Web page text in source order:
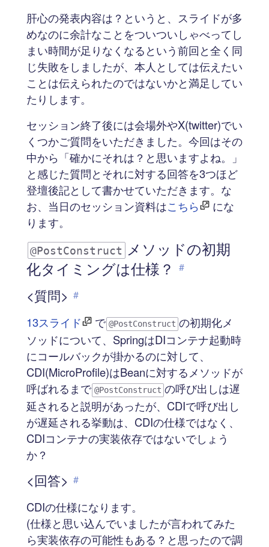
肝心の発表内容は？というと、スライドが多
めなのに余計なことをついついしゃべってし
まい時間が足りなくなるという前回と全く同
じ失敗をしましたが、本人としては伝えたい
ことは伝えられたのではないかと満足してい
たりします。
セッション終了後には会場外やX(twitter)でい
くつかご質問をいただきました。今回はその
中から「確かにそれは？と思いますよね。」
と感じた質問とそれに対する回答を3つほど
登壇後記として書かせていただきます。な
お、当日のセッション資料はこちら
にな
ります。
@PostConstruct
メソッドの初期
化タイミングは仕様？
#
<質問> #
13スライド で @PostConstruct の初期化メ
ソッドについて、SpringはDIコンテナ起動時
にコールバックが掛かるのに対して、
CDI(MicroProfile)はBeanに対するメソッドが
呼ばれるまで @PostConstruct の呼び出しは遅
延されると説明があったが、CDIで呼び出し
が遅延される挙動は、CDIの仕様ではなく、
CDIコンテナの実装依存ではないでしょう
か？
<回答> #
CDIの仕様になります。
(仕様と思い込んでいましたが言われてみた
ら実装依存の可能性もある？と思ったので調